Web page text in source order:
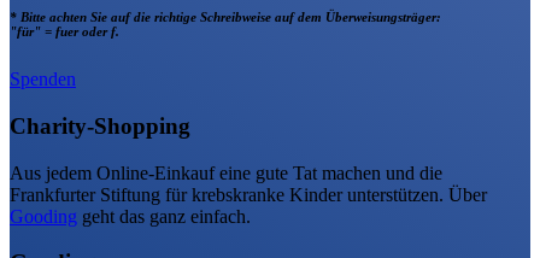
* Bitte achten Sie auf die richtige Schreibweise auf dem Überweisungsträger:
"für" = fuer oder f.
Spenden
Charity-Shopping
Aus jedem Online-Einkauf eine gute Tat machen und die
Frankfurter Stiftung für krebskranke Kinder unterstützen. Über
Gooding geht das ganz einfach.